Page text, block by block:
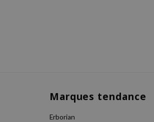
Marques tendance
Erborian